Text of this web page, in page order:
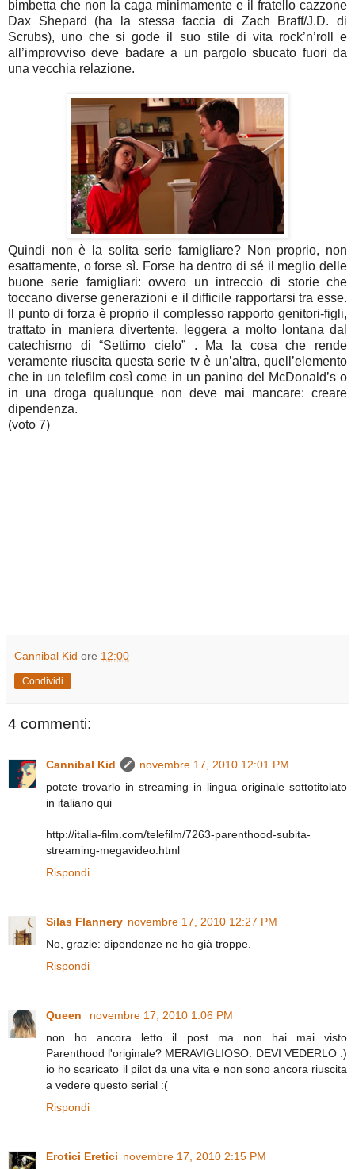
bimbetta che non la caga minimamente e il fratello cazzone
Dax Shepard (ha la stessa faccia di Zach Braff/J.D. di
Scrubs), uno che si gode il suo stile di vita rock’n’roll e
all’improvviso deve badare a un pargolo sbucato fuori da
una vecchia relazione.
Quindi non è la solita serie famigliare? Non proprio, non
esattamente, o forse sì. Forse ha dentro di sé il meglio delle
buone serie famigliari: ovvero un intreccio di storie che
toccano diverse generazioni e il difficile rapportarsi tra esse.
Il punto di forza è proprio il complesso rapporto genitori-figli,
trattato in maniera divertente, leggera a molto lontana dal
catechismo di “Settimo cielo” . Ma la cosa che rende
veramente riuscita questa serie tv è un’altra, quell’elemento
che in un telefilm così come in un panino del McDonald’s o
in una droga qualunque non deve mai mancare: creare
dipendenza.
(voto 7)
Cannibal Kid ore 12:00
Condividi
4 commenti:
Cannibal Kid
novembre 17, 2010 12:01 PM
potete trovarlo in streaming in lingua originale sottotitolato
in italiano qui
http://italia-film.com/telefilm/7263-parenthood-subita-
streaming-megavideo.html
Rispondi
Silas Flannery novembre 17, 2010 12:27 PM
No, grazie: dipendenze ne ho già troppe.
Rispondi
Queen
novembre 17, 2010 1:06 PM
non ho ancora letto il post ma...non hai mai visto
Parenthood l'originale? MERAVIGLIOSO. DEVI VEDERLO :)
io ho scaricato il pilot da una vita e non sono ancora riuscita
a vedere questo serial :(
Rispondi
Erotici Eretici novembre 17, 2010 2:15 PM